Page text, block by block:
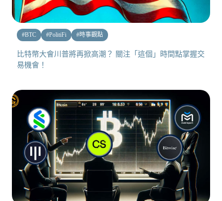
#BTC #PolitiFi #時事觀點
比特幣大會川普將再掀高潮？ 關注「這個」時間點掌握交
易機會！